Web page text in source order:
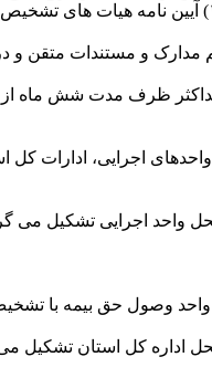
ظرف مدت شش ماه از
کمیته‌های رسیدگی در